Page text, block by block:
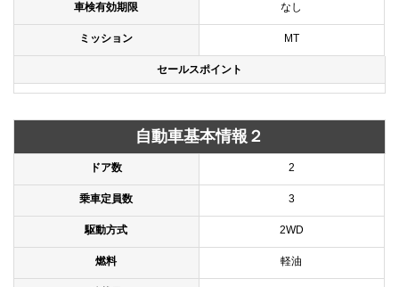
車検有効期限 なし
ミッション MT
セールスポイント
自動車基本情報２
ドア数 2
乗車定員数 3
駆動方式 2WD
燃料 軽油